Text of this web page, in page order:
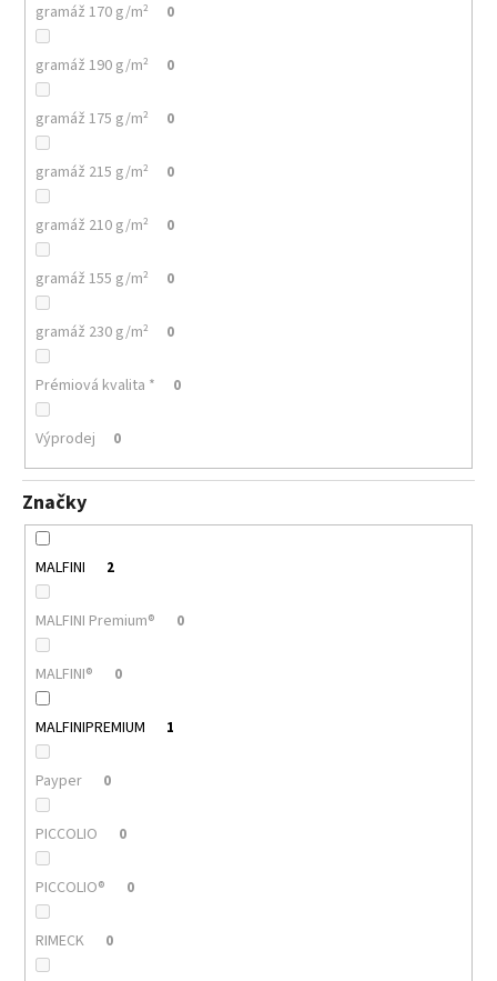
gramáž 170 g/m² 0
gramáž 190 g/m² 0
gramáž 175 g/m² 0
gramáž 215 g/m² 0
gramáž 210 g/m² 0
gramáž 155 g/m² 0
gramáž 230 g/m² 0
Prémiová kvalita * 0
Výprodej 0
Značky
MALFINI 2
MALFINI Premium® 0
MALFINI® 0
MALFINIPREMIUM 1
Payper 0
PICCOLIO 0
PICCOLIO® 0
RIMECK 0
m
MALFINI
HEAVY
NEW
137
PRÉMIOVÉ
UNISEX
TRIČKO,
200
G,
100%
BAVLNA,
NEJVYŠŠÍ
GRAMÁŽ
KVALITA
MALFINI
117
Kč